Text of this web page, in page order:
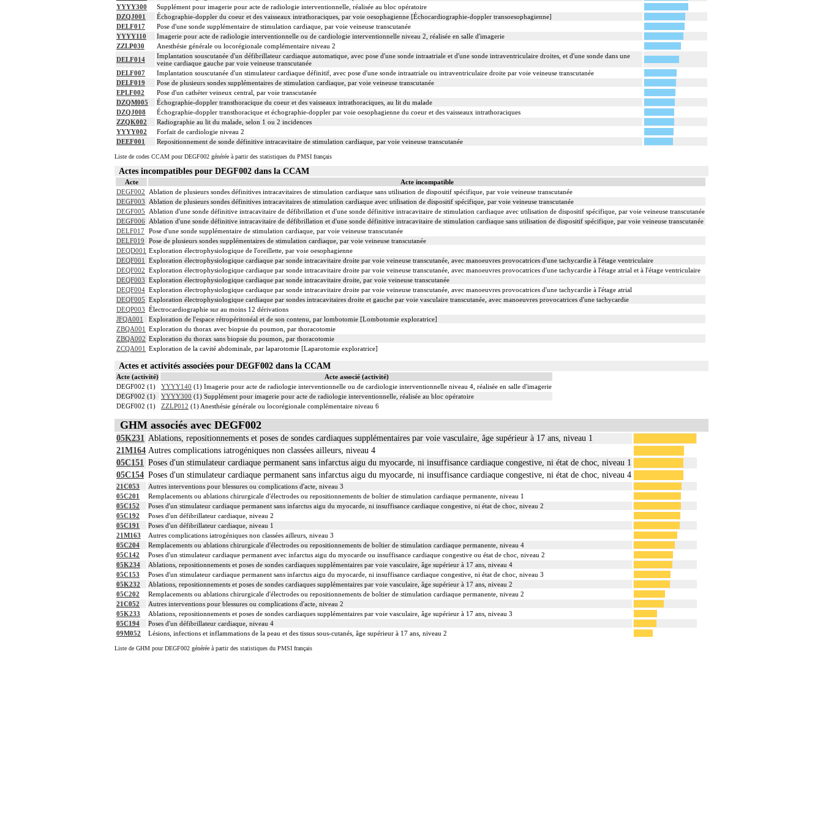
YYYY300
Supplément pour imagerie pour acte de radiologie interventionnelle, réalisée au bloc opératoire
DZQJ001
Échographie-doppler du coeur et des vaisseaux intrathoraciques, par voie oesophagienne [Échocardiographie-doppler transoesophagienne]
DELF017
Pose d'une sonde supplémentaire de stimulation cardiaque, par voie veineuse transcutanée
YYYY110
Imagerie pour acte de radiologie interventionnelle ou de cardiologie interventionnelle niveau 2, réalisée en salle d'imagerie
ZZLP030
Anesthésie générale ou locorégionale complémentaire niveau 2
DELF014
Implantation souscutanée d'un défibrillateur cardiaque automatique, avec pose d'une sonde intraatriale et d'une sonde intraventriculaire droites, et d'une sonde dans une
veine cardiaque gauche par voie veineuse transcutanée
DELF007
Implantation souscutanée d'un stimulateur cardiaque définitif, avec pose d'une sonde intraatriale ou intraventriculaire droite par voie veineuse transcutanée
DELF019
Pose de plusieurs sondes supplémentaires de stimulation cardiaque, par voie veineuse transcutanée
EPLF002
Pose d'un cathéter veineux central, par voie transcutanée
DZQM005
Échographie-doppler transthoracique du coeur et des vaisseaux intrathoraciques, au lit du malade
DZQJ008
Échographie-doppler transthoracique et échographie-doppler par voie oesophagienne du coeur et des vaisseaux intrathoraciques
ZZQK002
Radiographie au lit du malade, selon 1 ou 2 incidences
YYYY002
Forfait de cardiologie niveau 2
DEEF001
Repositionnement de sonde définitive intracavitaire de stimulation cardiaque, par voie veineuse transcutanée
Liste de codes CCAM pour DEGF002 générée à partir des statistiques du PMSI français
Actes incompatibles pour DEGF002 dans la CCAM
Acte
Acte incompatible
DEGF002 Ablation de plusieurs sondes définitives intracavitaires de stimulation cardiaque sans utilisation de dispositif spécifique, par voie veineuse transcutanée
DEGF003 Ablation de plusieurs sondes définitives intracavitaires de stimulation cardiaque avec utilisation de dispositif spécifique, par voie veineuse transcutanée
DEGF005 Ablation d'une sonde définitive intracavitaire de défibrillation et d'une sonde définitive intracavitaire de stimulation cardiaque avec utilisation de dispositif spécifique, par voie veineuse transcutanée
DEGF006 Ablation d'une sonde définitive intracavitaire de défibrillation et d'une sonde définitive intracavitaire de stimulation cardiaque sans utilisation de dispositif spécifique, par voie veineuse transcutanée
DELF017 Pose d'une sonde supplémentaire de stimulation cardiaque, par voie veineuse transcutanée
DELF019
Pose de plusieurs sondes supplémentaires de stimulation cardiaque, par voie veineuse transcutanée
DEQD001 Exploration électrophysiologique de l'oreillette, par voie oesophagienne
DEQF001 Exploration électrophysiologique cardiaque par sonde intracavitaire droite par voie veineuse transcutanée, avec manoeuvres provocatrices d'une tachycardie à l'étage ventriculaire
DEQF002 Exploration électrophysiologique cardiaque par sonde intracavitaire droite par voie veineuse transcutanée, avec manoeuvres provocatrices d'une tachycardie à l'étage atrial et à l'étage ventriculaire
DEQF003 Exploration électrophysiologique cardiaque par sonde intracavitaire droite, par voie veineuse transcutanée
DEQF004 Exploration électrophysiologique cardiaque par sonde intracavitaire droite par voie veineuse transcutanée, avec manoeuvres provocatrices d'une tachycardie à l'étage atrial
DEQF005 Exploration électrophysiologique cardiaque par sondes intracavitaires droite et gauche par voie vasculaire transcutanée, avec manoeuvres provocatrices d'une tachycardie
DEQP003 Électrocardiographie sur au moins 12 dérivations
JFQA001
Exploration de l'espace rétropéritonéal et de son contenu, par lombotomie [Lombotomie exploratrice]
ZBQA001 Exploration du thorax avec biopsie du poumon, par thoracotomie
ZBQA002 Exploration du thorax sans biopsie du poumon, par thoracotomie
ZCQA001 Exploration de la cavité abdominale, par laparotomie [Laparotomie exploratrice]
Actes et activités associées pour DEGF002 dans la CCAM
Acte (activité)
Acte associé (activité)
DEGF002 (1)
YYYY140 (1) Imagerie pour acte de radiologie interventionnelle ou de cardiologie interventionnelle niveau 4, réalisée en salle d'imagerie
DEGF002 (1)
YYYY300 (1) Supplément pour imagerie pour acte de radiologie interventionnelle, réalisée au bloc opératoire
DEGF002 (1)
ZZLP012 (1) Anesthésie générale ou locorégionale complémentaire niveau 6
GHM associés avec DEGF002
05K231 Ablations, repositionnements et poses de sondes cardiaques supplémentaires par voie vasculaire, âge supérieur à 17 ans, niveau 1
21M164 Autres complications iatrogéniques non classées ailleurs, niveau 4
05C151 Poses d'un stimulateur cardiaque permanent sans infarctus aigu du myocarde, ni insuffisance cardiaque congestive, ni état de choc, niveau 1
05C154 Poses d'un stimulateur cardiaque permanent sans infarctus aigu du myocarde, ni insuffisance cardiaque congestive, ni état de choc, niveau 4
21C053
Autres interventions pour blessures ou complications d'acte, niveau 3
05C201
Remplacements ou ablations chirurgicale d'électrodes ou repositionnements de boîtier de stimulation cardiaque permanente, niveau 1
05C152
Poses d'un stimulateur cardiaque permanent sans infarctus aigu du myocarde, ni insuffisance cardiaque congestive, ni état de choc, niveau 2
05C192
Poses d'un défibrillateur cardiaque, niveau 2
05C191
Poses d'un défibrillateur cardiaque, niveau 1
21M163
Autres complications iatrogéniques non classées ailleurs, niveau 3
05C204
Remplacements ou ablations chirurgicale d'électrodes ou repositionnements de boîtier de stimulation cardiaque permanente, niveau 4
05C142
Poses d'un stimulateur cardiaque permanent avec infarctus aigu du myocarde ou insuffisance cardiaque congestive ou état de choc, niveau 2
05K234
Ablations, repositionnements et poses de sondes cardiaques supplémentaires par voie vasculaire, âge supérieur à 17 ans, niveau 4
05C153
Poses d'un stimulateur cardiaque permanent sans infarctus aigu du myocarde, ni insuffisance cardiaque congestive, ni état de choc, niveau 3
05K232
Ablations, repositionnements et poses de sondes cardiaques supplémentaires par voie vasculaire, âge supérieur à 17 ans, niveau 2
05C202
Remplacements ou ablations chirurgicale d'électrodes ou repositionnements de boîtier de stimulation cardiaque permanente, niveau 2
21C052
Autres interventions pour blessures ou complications d'acte, niveau 2
05K233
Ablations, repositionnements et poses de sondes cardiaques supplémentaires par voie vasculaire, âge supérieur à 17 ans, niveau 3
05C194
Poses d'un défibrillateur cardiaque, niveau 4
09M052
Lésions, infections et inflammations de la peau et des tissus sous-cutanés, âge supérieur à 17 ans, niveau 2
Liste de GHM pour DEGF002 générée à partir des statistiques du PMSI français